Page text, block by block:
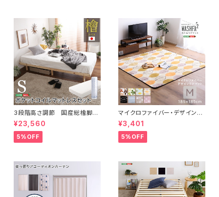
3段階高さ調節 国産総檜脚付
きすのこベッド 【Pierna-ピエル
ナ-】(ポケットコイルロールマッ
トレス付き) シングル LHK-H
RM-S
¥23,560
5%OFF
マイクロファイバー・デザインラ
グマットMサイズ（185×185cm）
洗えるラグマット 【WASHFA2】
FRG-D2-M
¥3,401
5%OFF